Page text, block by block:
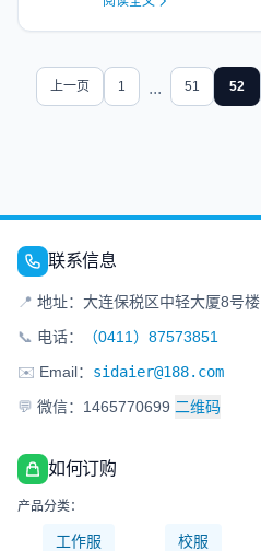
上一页 1 ... 51 52
联系信息
📍 地址：大连保税区中轻大厦8号楼
📞 电话：
（0411）87573851
✉️ Email： sidaier@188.com
💬 微信：1465770699 二维码
如何订购
产品分类：
工作服 校服